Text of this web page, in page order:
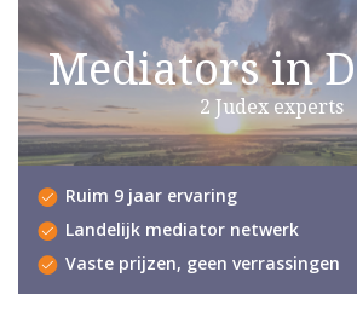
Mediators in
2 Judex experts
Ruim 9 jaar ervaring
Landelijk mediator netwerk
Vaste prijzen, geen verrassingen